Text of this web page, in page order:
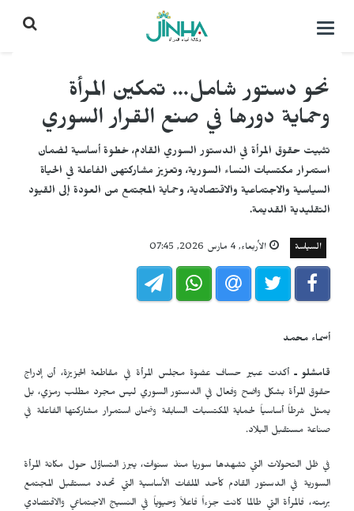
التحكم
نحو دستور شامل... تمكين المرأة
وحماية دورها في صنع القرار السوري
تثبيت حقوق المرأة في الدستور السوري القادم، خطوة أساسية لضمان
استمرار مكتسبات النساء السورية، وتعزيز مشاركتهن الفاعلة في الحياة
السياسية والاجتماعية والاقتصادية، وحماية المجتمع من العودة إلى القيود
التقليدية القديمة.
السياسة الأربعاء, 4 مارس 2026, 07:45
أسماء محمد
قامشلو ـ أكدت عبير حساف عضوة مجلس المرأة في مقاطعة الجزيزة، أن إدراج
حقوق المرأة بشكل واضح وفعال في الدستور السوري ليس مجرد مطلب رمزي، بل
يمثل شرطاً أساسياً لحماية المكتسبات السابقة وضمان استمرار مشاركتها الفاعلة في
صناعة مستقبل البلاد.
في ظل التحولات التي تشهدها سوريا منذ سنوات، يبرز التساؤل حول مكانة المرأة
السورية في الدستور القادم كأحد الملفات الأساسية التي تحدد مستقبل المجتمع
برمته، فالمرأة التي طالما كانت جزءاً فاعلاً وحيوياً في النسيج الاجتماعي والاقتصادي